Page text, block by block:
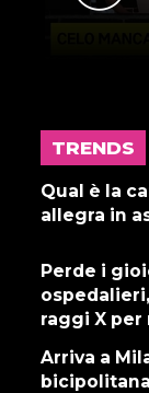
TRENDS
Qual è la
allegra in
Perde i
raggi X
Arriva a
bicipolitana
17